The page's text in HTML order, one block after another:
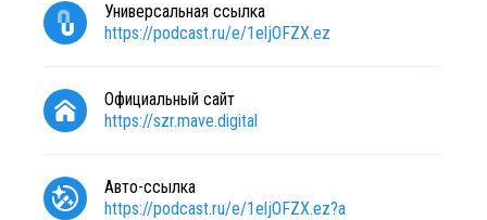
Универсальная ссылка
https://podcast.ru/e/1eljOFZX.ez
Официальный сайт
https://szr.mave.digital
Авто-ссылка
https://podcast.ru/e/1eljOFZX.ez?a